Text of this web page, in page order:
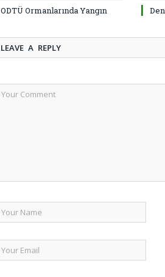
ODTÜ Ormanlarında Yangın
LEAVE A REPLY